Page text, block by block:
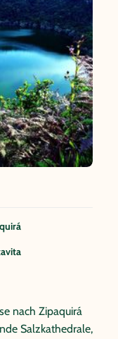
nach Zipaquirá
Salzkathedrale,